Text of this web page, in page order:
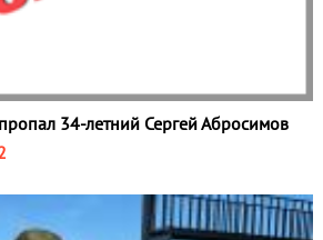
34-летний Сергей Абросимов